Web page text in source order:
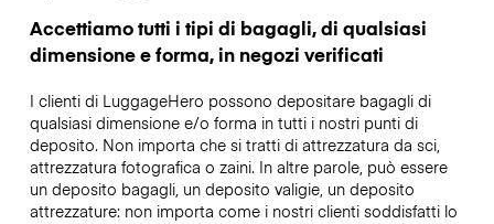
Accettiamo tutti i tipi di bagagli, di qualsiasi
dimensione e forma, in negozi verificati
I clienti di LuggageHero possono depositare bagagli di
qualsiasi dimensione e/o forma in tutti i nostri punti di
deposito. Non importa che si tratti di attrezzatura da sci,
attrezzatura fotografica o zaini. In altre parole, può essere
un deposito bagagli, un deposito valigie, un deposito
attrezzature: non importa come i nostri clienti soddisfatti lo